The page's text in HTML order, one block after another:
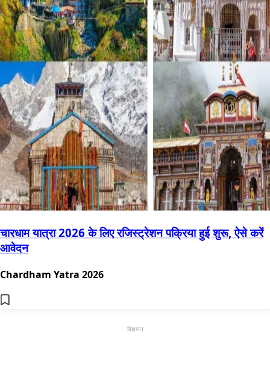
चारधाम यात्रा 2026 के लिए रजिस्ट्रेशन पक्रिया हुई शुरू, ऐसे करें
आवेदन
Chardham Yatra 2026
विज्ञापन